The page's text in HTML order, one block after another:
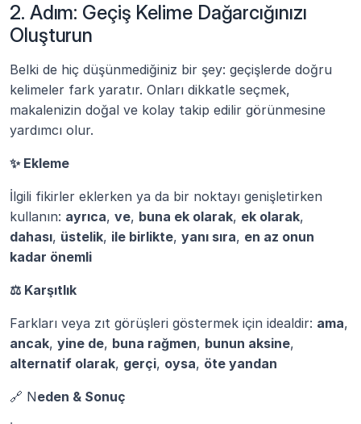
2. Adım: Geçiş Kelime Dağarcığınızı
Oluşturun
Belki de hiç düşünmediğiniz bir şey: geçişlerde doğru
kelimeler fark yaratır. Onları dikkatle seçmek,
makalenizin doğal ve kolay takip edilir görünmesine
yardımcı olur.
✨ Ekleme
İlgili fikirler eklerken ya da bir noktayı genişletirken
kullanın: ayrıca, ve, buna ek olarak, ek olarak
dahası, üstelik, ile birlikte, yanı sıra, en az onun
kadar önemli
⚖️ Karşıtlık
Farkları veya zıt görüşleri göstermek için idealdir: ama
ancak, yine de, buna rağmen, bunun aksine
alternatif olarak, gerçi, oysa, öte yandan
🔗 Neden & Sonuç